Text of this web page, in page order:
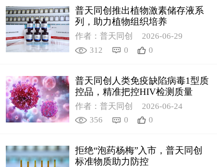
普天同创推出植物激素储存液系
列，助力植物组织培养
作者：普天同创
2026-06-29
312
0 0
普天同创人类免疫缺陷病毒1型质
控品，精准把控HIV检测质量
作者：普天同创
2026-06-24
356
0 0
拒绝“泡药杨梅”入市，普天同创
标准物质助力防控